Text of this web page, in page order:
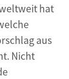
hat
aus
Nicht